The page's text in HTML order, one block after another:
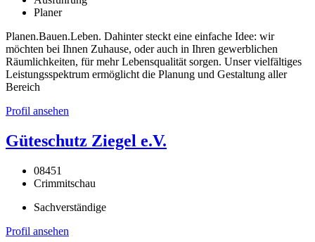
Planer
Planen.Bauen.Leben. Dahinter steckt eine einfache Idee: wir
möchten bei Ihnen Zuhause, oder auch in Ihren gewerblichen
Räumlichkeiten, für mehr Lebensqualität sorgen. Unser vielfältiges
Leistungsspektrum ermöglicht die Planung und Gestaltung aller
Bereich
Profil ansehen
Güteschutz Ziegel e.V.
08451
Crimmitschau
Sachverständige
Profil ansehen